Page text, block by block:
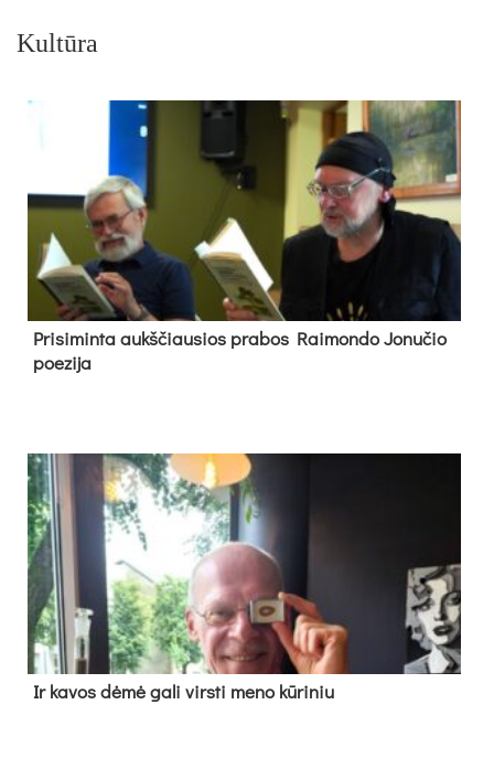
Kultūra
Pri­si­min­ta aukš­čiau­sios pra­bos Rai­mon­do Jo­nu­čio
poe­zi­ja
Ir ka­vos dė­mė ga­li virs­ti me­no kū­ri­niu